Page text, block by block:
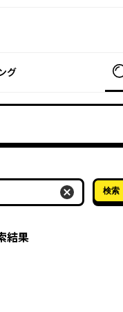
グ
検索
結果